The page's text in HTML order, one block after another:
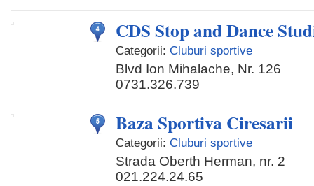
CDS Stop and Dance
Categorii: Cluburi sportive
Blvd Ion Mihalache, Nr. 126
0731.326.739
Baza Sportiva Ciresarii
Categorii: Cluburi sportive
Strada Oberth Herman, nr. 2
021.224.24.65